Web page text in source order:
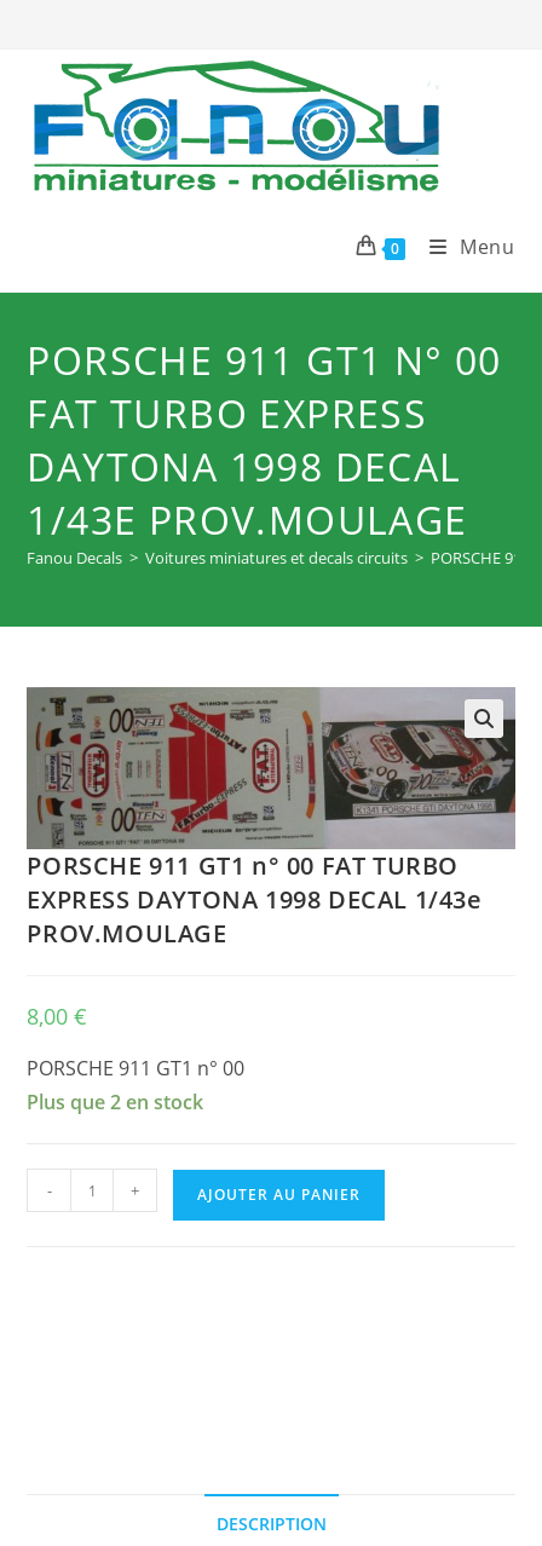
0 Menu
PORSCHE 911 GT1 N° 00
FAT TURBO EXPRESS
DAYTONA 1998 DECAL
1/43E PROV.MOULAGE
Fanou Decals > Voitures miniatures et decals circuits > PORSCHE 911
🔍
PORSCHE 911 GT1 n° 00 FAT TURBO
EXPRESS DAYTONA 1998 DECAL 1/43e
PROV.MOULAGE
8,00€
PORSCHE 911 GT1 n° 00
Plus que 2 en stock
quantité
de
- + AJOUTER AU PANIER
DESCRIPTION